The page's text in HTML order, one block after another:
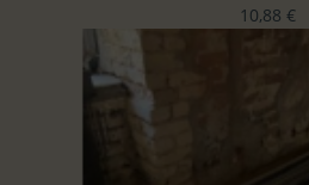
10,88 €